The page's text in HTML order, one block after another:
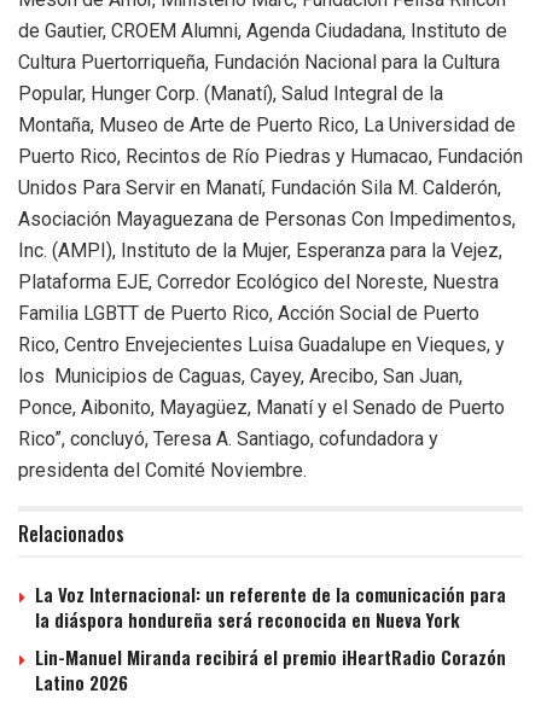
de Gautier, CROEM Alumni, Agenda Ciudadana, Instituto de
Cultura Puertorriqueña, Fundación Nacional para la Cultura
Popular, Hunger Corp. (Manatí), Salud Integral de la
Montaña, Museo de Arte de Puerto Rico, La Universidad de
Puerto Rico, Recintos de Río Piedras y Humacao, Fundación
Unidos Para Servir en Manatí, Fundación Sila M. Calderón,
Asociación Mayaguezana de Personas Con Impedimentos,
Inc. (AMPI), Instituto de la Mujer, Esperanza para la Vejez,
Plataforma EJE, Corredor Ecológico del Noreste, Nuestra
Familia LGBTT de Puerto Rico, Acción Social de Puerto
Rico, Centro Envejecientes Luisa Guadalupe en Vieques, y
los Municipios de Caguas, Cayey, Arecibo, San Juan,
Ponce, Aibonito, Mayagüez, Manatí y el Senado de Puerto
Rico”, concluyó, Teresa A. Santiago, cofundadora y
presidenta del Comité Noviembre.
Relacionados
La Voz Internacional: un referente de la comunicación para
la diáspora hondureña será reconocida en Nueva York
Lin-Manuel Miranda recibirá el premio iHeartRadio Corazón
Latino 2026